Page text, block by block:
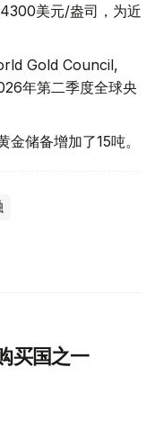
美元/盎司，为近
Gold Council,
年第二季度全球央
储备增加了15吨。
买国之一